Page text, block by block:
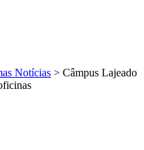
Notícias > Câmpus Lajeado